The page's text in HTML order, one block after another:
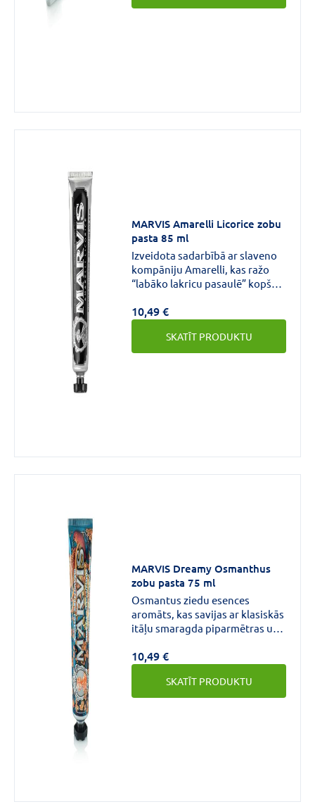
netīrumiem.
MARVIS Amarelli Licorice zobu
pasta 85 ml
Izveidota sadarbībā ar slaveno
kompāniju Amarelli, kas ražo
“labāko lakricu pasaulē” kopš
Enciklopēdijas autoritatīvā
viedokļa. Marvis lakricas
piparmētras zobupastai ir
izsmalcināta tīra garša, kas sevī
10,49 €
SKATĪT PRODUKTU
MARVIS Dreamy Osmanthus
zobu pasta 75 ml
Osmantus ziedu esences
aromāts, kas savijas ar klasiskās
itāļu smaragda piparmētras un
iegūtu smalki atsvaidzinošu
pieredzi.
10,49 €
SKATĪT PRODUKTU